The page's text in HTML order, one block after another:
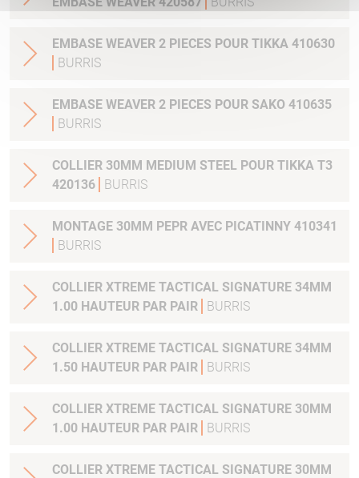
EMBASE WEAVER 2 PIECES POUR TIKKA 410630
BURRIS
EMBASE WEAVER 2 PIECES POUR SAKO 410635
BURRIS
COLLIER 30MM MEDIUM STEEL POUR TIKKA T3
420136
BURRIS
MONTAGE 30MM PEPR AVEC PICATINNY 410341
BURRIS
COLLIER XTREME TACTICAL SIGNATURE 34MM
1.00 HAUTEUR PAR PAIR
BURRIS
COLLIER XTREME TACTICAL SIGNATURE 34MM
1.50 HAUTEUR PAR PAIR
BURRIS
COLLIER XTREME TACTICAL SIGNATURE 30MM
1.00 HAUTEUR PAR PAIR
BURRIS
COLLIER XTREME TACTICAL SIGNATURE 30MM